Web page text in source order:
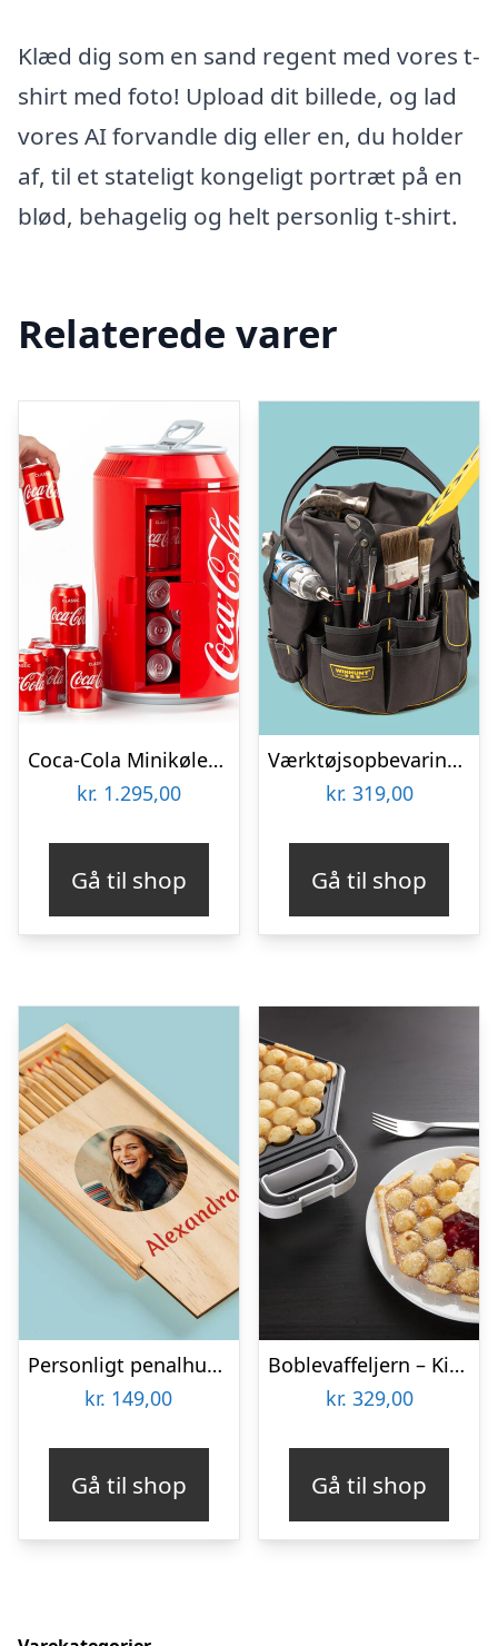
Klæd dig som en sand regent med vores t-
shirt med foto! Upload dit billede, og lad
vores AI forvandle dig eller en, du holder
af, til et stateligt kongeligt portræt på en
blød, behagelig og helt personlig t-shirt.
Relaterede varer
Coca-Cola Minikøleskab
kr. 1.295,00
Gå til shop
Værktøjsopbevaring til spand
kr. 319,00
Gå til shop
Personligt penalhus med foto & tekst
kr. 149,00
Gå til shop
Boblevaffeljern – KitchPro
kr. 329,00
Gå til shop